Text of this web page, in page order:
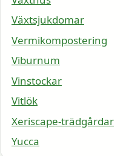
Växtsjukdomar
Vermikompostering
Viburnum
Vinstockar
Vitlök
Xeriscape-trädgårdar
Yucca